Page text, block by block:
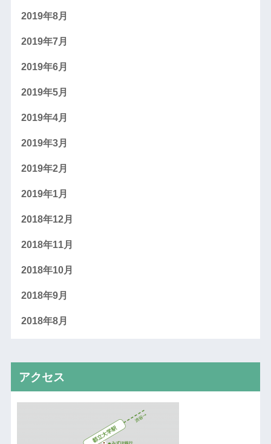
2019年8月
2019年7月
2019年6月
2019年5月
2019年4月
2019年3月
2019年2月
2019年1月
2018年12月
2018年11月
2018年10月
2018年9月
2018年8月
アクセス